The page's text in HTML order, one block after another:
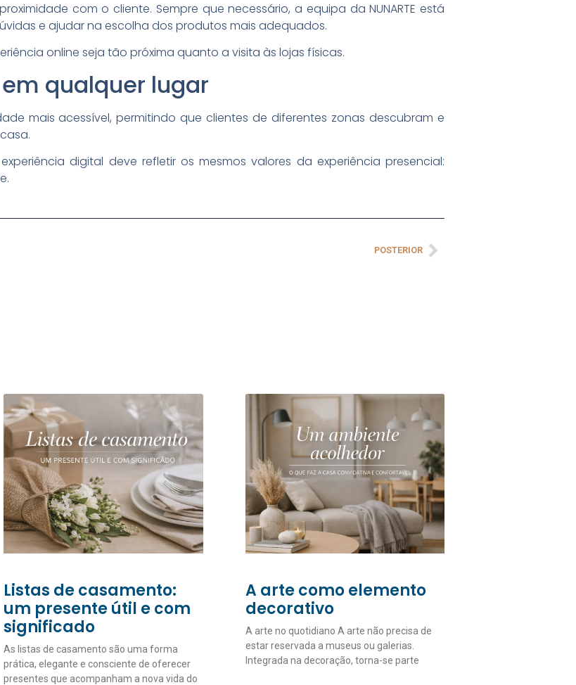
com o cliente. Sempre que necessário, a equipa da NUNARTE está
e ajudar na escolha dos produtos mais adequados.
online seja tão próxima quanto a visita às lojas físicas.
qualquer lugar
mais acessível, permitindo que clientes de diferentes zonas descubram e
experiência digital deve refletir os mesmos valores da experiência presencial:
POSTERIOR
Listas de casamento:
um presente útil e com
significado
As listas de casamento são uma forma
prática, elegante e consciente de oferecer
presentes que acompanham a nova vida do
A arte como elemento
decorativo
A arte no quotidiano A arte não precisa de
estar reservada a museus ou galerias.
Integrada na decoração, torna-se parte